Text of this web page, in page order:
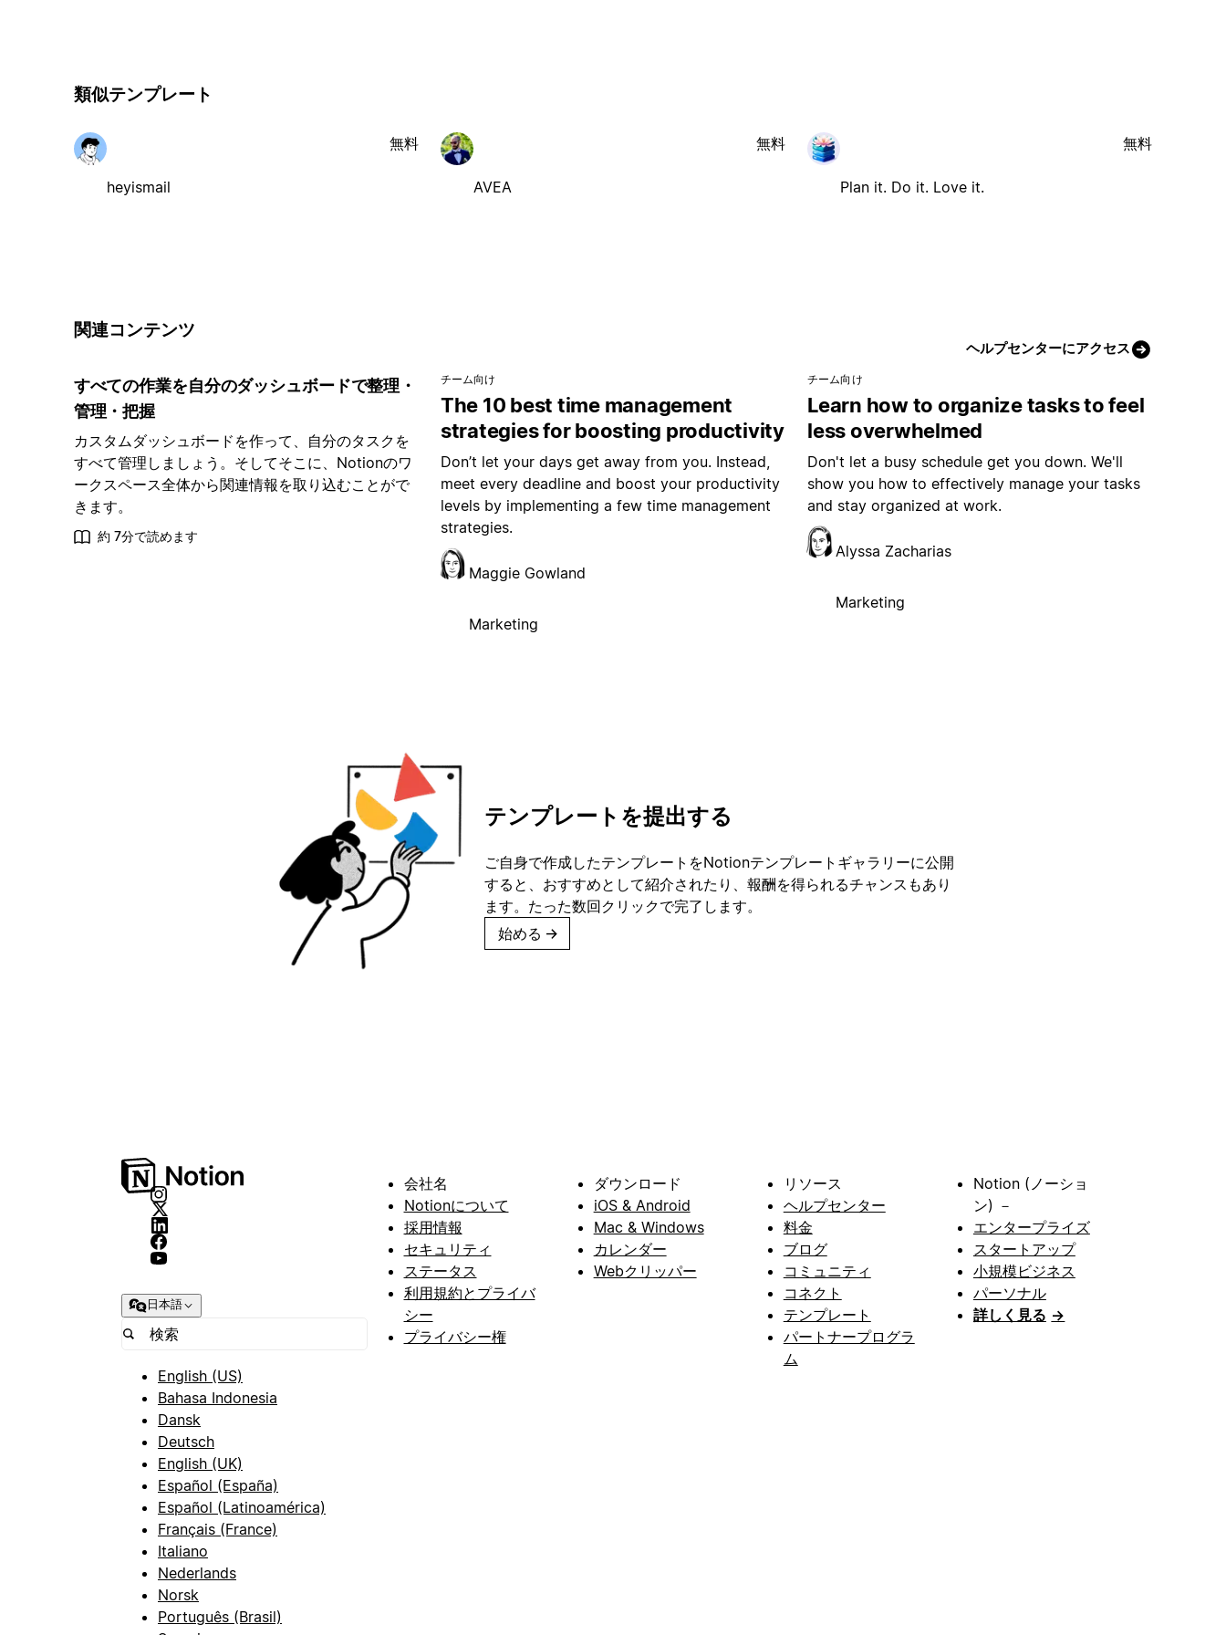
類似テンプレート
heyismail
無料
AVEA
無料
Plan it. Do it. Love it.
無料
関連コンテンツ
ヘルプセンターにアクセス
すべての作業を自分のダッシュボードで整理・
管理・把握
カスタムダッシュボードを作って、自分のタスクを
すべて管理しましょう。そしてそこに、Notionのワ
ークスペース全体から関連情報を取り込むことがで
きます。
約 7分で読めます
チーム向け
The 10 best time management
strategies for boosting productivity
Don’t let your days get away from you. Instead,
meet every deadline and boost your productivity
levels by implementing a few time management
strategies.
Maggie Gowland
Marketing
チーム向け
Learn how to organize tasks to feel
less overwhelmed
Don't let a busy schedule get you down. We'll
show you how to effectively manage your tasks
and stay organized at work.
Alyssa Zacharias
Marketing
テンプレートを提出する
ご自身で作成したテンプレートをNotionテンプレートギャラリーに公開
すると、おすすめとして紹介されたり、報酬を得られるチャンスもあり
ます。たった数回クリックで完了します。
始める →
日本語
English (US)
Bahasa Indonesia
Dansk
Deutsch
English (UK)
Español (España)
Español (Latinoamérica)
Français (France)
Italiano
Nederlands
Norsk
Português (Brasil)
会社名
Notionについて
採用情報
セキュリティ
ステータス
利用規約とプライバ
シー
プライバシー権
ダウンロード
iOS & Android
Mac & Windows
カレンダー
Webクリッパー
リソース
ヘルプセンター
料金
ブログ
コミュニティ
コネクト
テンプレート
パートナープログラ
ム
Notion (ノーショ
ン) －
エンタープライズ
スタートアップ
小規模ビジネス
パーソナル
詳しく見る →